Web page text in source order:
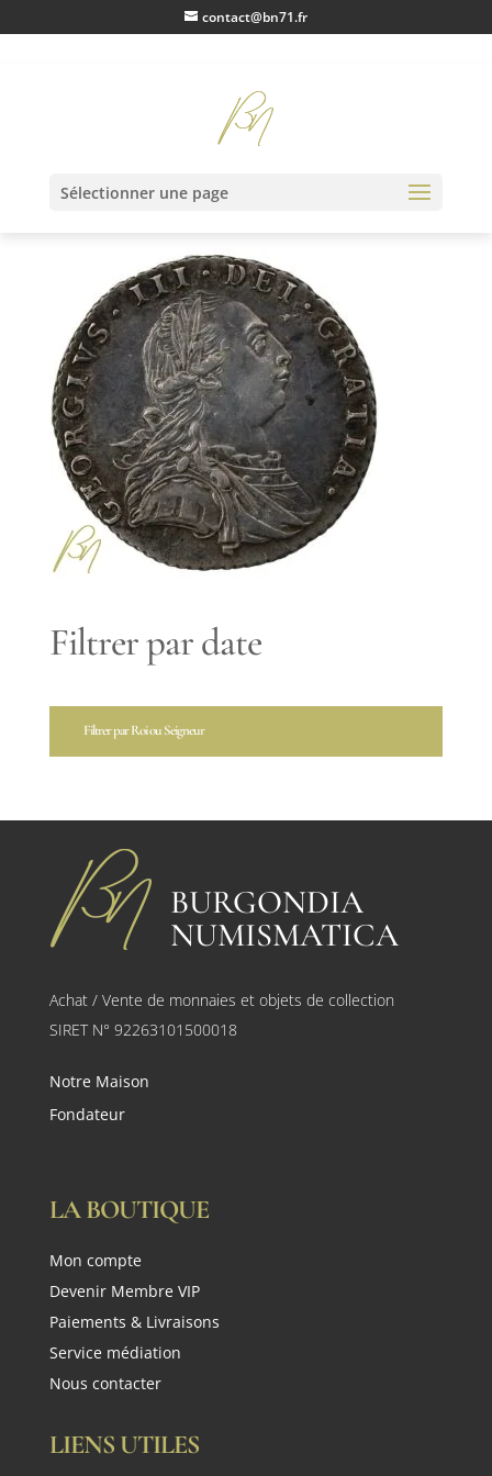
contact@bn71.fr
Sélectionner une page
IMG_0501
Filtrer par date
Filtrer par Roi ou Seigneur
BURGONDIA
NUMISMATICA
Achat / Vente de monnaies et objets de collection
SIRET N° 92263101500018
Notre Maison
Fondateur
LA BOUTIQUE
Mon compte
Devenir Membre VIP
Paiements & Livraisons
Service médiation
Nous contacter
LIENS UTILES